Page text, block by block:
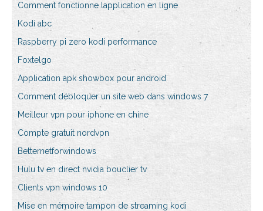
Comment fonctionne lapplication en ligne
Kodi abc
Raspberry pi zero kodi performance
Foxtelgo
Application apk showbox pour android
Comment débloquer un site web dans windows 7
Meilleur vpn pour iphone en chine
Compte gratuit nordvpn
Betternetforwindows
Hulu tv en direct nvidia bouclier tv
Clients vpn windows 10
Mise en mémoire tampon de streaming kodi